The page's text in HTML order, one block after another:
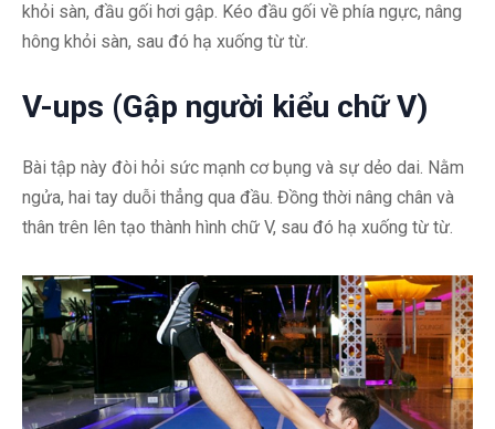
khỏi sàn, đầu gối hơi gập. Kéo đầu gối về phía ngực, nâng
hông khỏi sàn, sau đó hạ xuống từ từ.
V-ups (Gập người kiểu chữ V)
Bài tập này đòi hỏi sức mạnh cơ bụng và sự dẻo dai. Nằm
ngửa, hai tay duỗi thẳng qua đầu. Đồng thời nâng chân và
thân trên lên tạo thành hình chữ V, sau đó hạ xuống từ từ.